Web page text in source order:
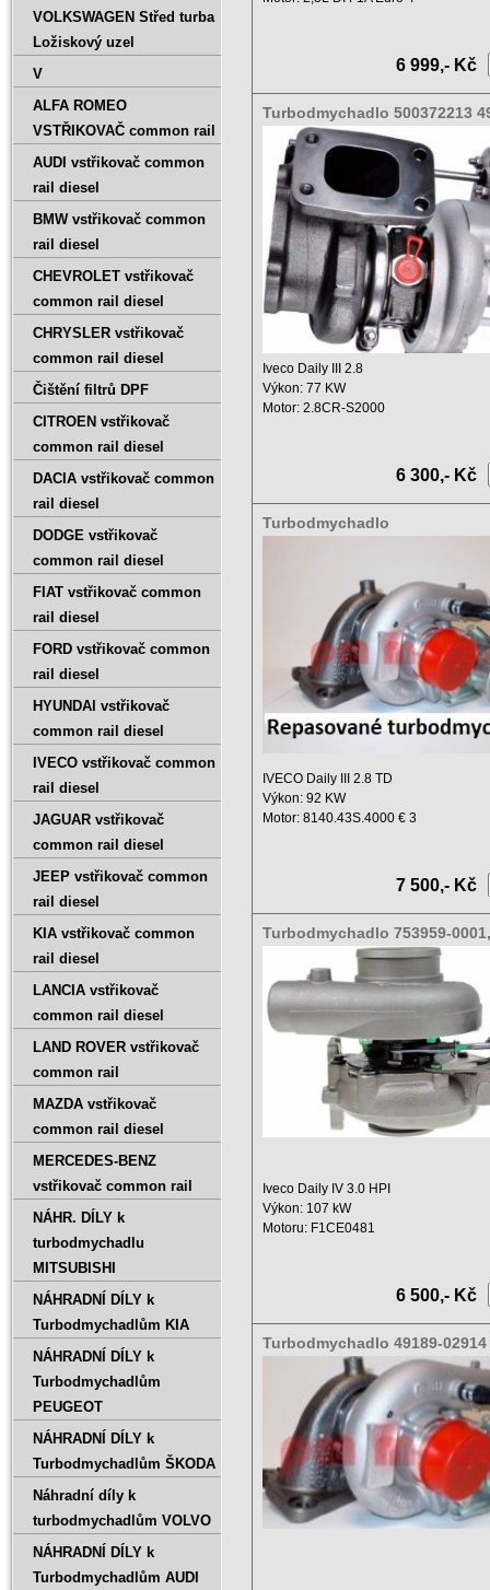
6 999,- Kč
Turbodmychadlo 500372213
07010
Iveco Daily III 2.8
Výkon: 77 KW
Motor: 2.8CR-S2000
6 300,- Kč
Turbodmychadlo
IVECO Daily III 2.8 TD
Výkon: 92 KW
Motor: 8140.43S.4000 € 3
7 500,- Kč
Turbodmychadlo 753959-
Iveco Daily IV 3.0 HPI
Výkon: 107 kW
Motoru: F1CE0481
6 500,- Kč
Turbodmychadlo 49189-02914
02913 504137713
VOLKSWAGEN Střed turba
Ložiskový uzel
V
ALFA ROMEO
VSTŘIKOVAČ common rail
AUDI vstřikovač common
rail diesel
BMW vstřikovač common
rail diesel
CHEVROLET vstřikovač
common rail diesel
CHRYSLER vstřikovač
common rail diesel
Čištění filtrů DPF
CITROEN vstřikovač
common rail diesel
DACIA vstřikovač common
rail diesel
DODGE vstřikovač
common rail diesel
FIAT vstřikovač common
rail diesel
FORD vstřikovač common
rail diesel
HYUNDAI vstřikovač
common rail diesel
IVECO vstřikovač common
rail diesel
JAGUAR vstřikovač
common rail diesel
JEEP vstřikovač common
rail diesel
KIA vstřikovač common
rail diesel
LANCIA vstřikovač
common rail diesel
LAND ROVER vstřikovač
common rail
MAZDA vstřikovač
common rail diesel
MERCEDES-BENZ
vstřikovač common rail
NÁHR. DÍLY k
turbodmychadlu
MITSUBISHI
NÁHRADNÍ DÍLY k
Turbodmychadlům KIA
NÁHRADNÍ DÍLY k
Turbodmychadlům
PEUGEOT
NÁHRADNÍ DÍLY k
Turbodmychadlům ŠKODA
Náhradní díly k
turbodmychadlům VOLVO
NÁHRADNÍ DÍLY k
Turbodmychadlům AUDI